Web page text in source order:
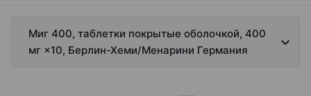
Миг 400, таблетки покрытые оболочкой, 400
мг ×10, Берлин-Хеми/Менарини Германия